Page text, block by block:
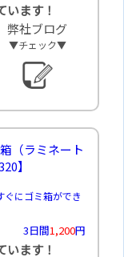
います！
弊社ブログ
▼チェック▼
（ラミネート
】
ぐにゴミ箱ができ
3日間1,200円
います！